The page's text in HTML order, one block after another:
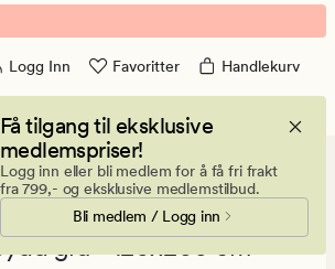
Logg Inn Favoritter Handlekurv
Få tilgang til eksklusive
medlemspriser!
Logg inn eller bli medlem for å få fri frakt
fra 799,- og eksklusive medlemstilbud.
Bli medlem / Logg inn
Collection
265
anmeldelser
med
en
4.5 (265)
grå - 120x200 cm